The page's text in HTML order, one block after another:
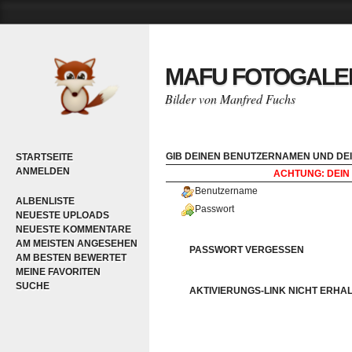
STARTSEITE
ANMELDEN
ALBENLISTE
NEUESTE UPLOADS
NEUESTE KOMMENTARE
AM MEISTEN ANGESEHEN
AM BESTEN BEWERTET
MEINE FAVORITEN
SUCHE
MAFU
Bilder von Manfred Fuchs
GIB DEINEN BENUTZERNAMEN UND
ACHTUNG: DEIN
Benutzername
Passwort
PASSWORT VERGESSEN
AKTIVIERUNGS-LINK NICHT